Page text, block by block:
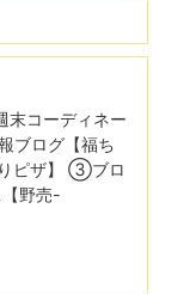
コーディネー
ブログ【福ち
ピザ】 ③ブロ
野売-